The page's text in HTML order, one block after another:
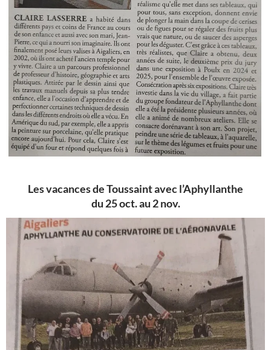
Les vacances de Toussaint avec l’Aphyllanthe
du 25 oct. au 2 nov.